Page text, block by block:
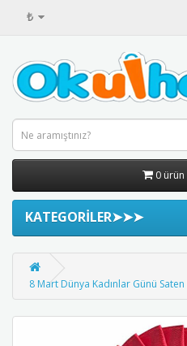
₺
0 ürün
KATEGORİLER➤➤➤
8 Mart Dünya Kadınlar Günü